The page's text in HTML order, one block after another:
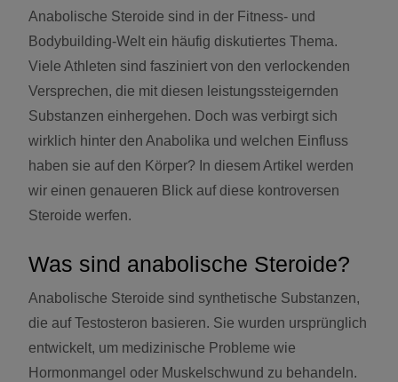
Anabolische Steroide sind in der Fitness- und
Bodybuilding-Welt ein häufig diskutiertes Thema.
Viele Athleten sind fasziniert von den verlockenden
Versprechen, die mit diesen leistungssteigernden
Substanzen einhergehen. Doch was verbirgt sich
wirklich hinter den Anabolika und welchen Einfluss
haben sie auf den Körper? In diesem Artikel werden
wir einen genaueren Blick auf diese kontroversen
Steroide werfen.
Was sind anabolische Steroide?
Anabolische Steroide sind synthetische Substanzen,
die auf Testosteron basieren. Sie wurden ursprünglich
entwickelt, um medizinische Probleme wie
Hormonmangel oder Muskelschwund zu behandeln.